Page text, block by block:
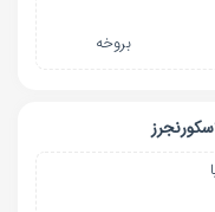
بروخه